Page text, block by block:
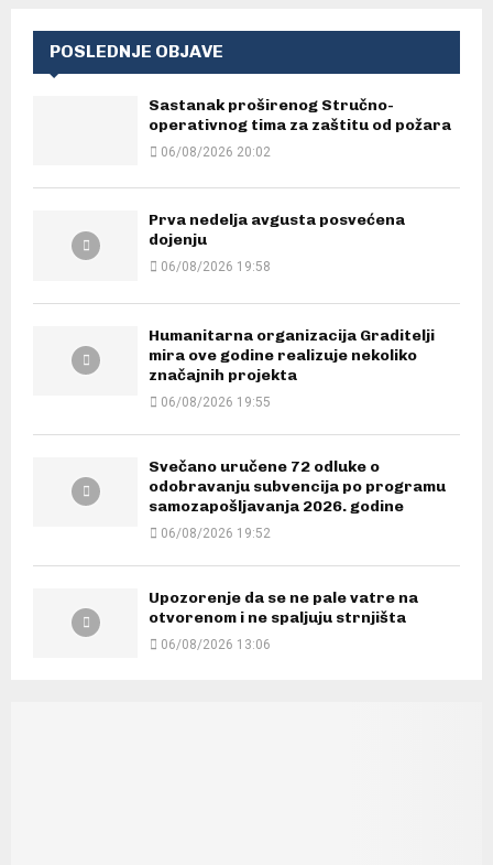
POSLEDNJE OBJAVE
Sastanak proširenog Stručno-
operativnog tima za zaštitu od požara
06/08/2026 20:02
Prva nedelja avgusta posvećena
dojenju
06/08/2026 19:58
Humanitarna organizacija Graditelji
mira ove godine realizuje nekoliko
značajnih projekta
06/08/2026 19:55
Svečano uručene 72 odluke o
odobravanju subvencija po programu
samozapošljavanja 2026. godine
06/08/2026 19:52
Upozorenje da se ne pale vatre na
otvorenom i ne spaljuju strnjišta
06/08/2026 13:06